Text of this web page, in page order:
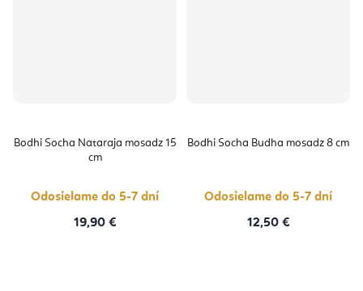
Bodhi Socha Nataraja mosadz 15
cm
Odosielame do 5-7 dní
19,90 €
Bodhi Socha Budha mosadz 8 cm
Odosielame do 5-7 dní
12,50 €